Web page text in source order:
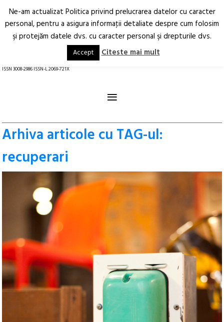
Arhitectură.
Oraș.
RO EN
ISSN 3008-2986 ISSN-L 2069-721X
≡
Arhiva articole cu TAG-ul:
recuperari
Ne-am actualizat Politica privind prelucrarea datelor cu caracter
personal, pentru a asigura informaţii detaliate despre cum folosim
şi protejăm datele dvs. cu caracter personal şi drepturile dvs.
Accept Citeste mai mult